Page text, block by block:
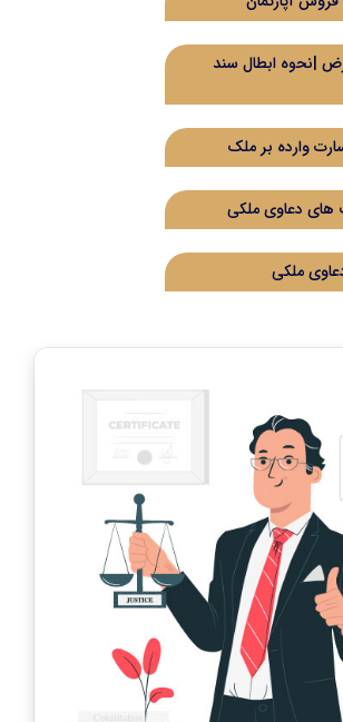
|نحوه ابطال سند
وارده بر ملک
های دعاوی ملکی
ملکی